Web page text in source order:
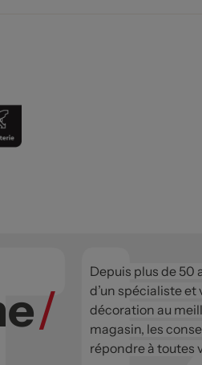
/
Depuis plus de 50
d’un spécialiste et
décoration au
magasin, les
répondre à toutes